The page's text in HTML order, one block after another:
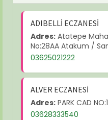
ADIBELLİ ECZANESİ
Adres: Atatepe
No:28AA Atakum /
03625021222
ALVER ECZANESİ
Adres: PARK CAD NO:1
03628333540